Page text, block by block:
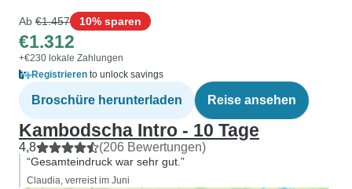
Ab €1.457 10% sparen
€1.312
+€230 lokale Zahlungen
Registrieren to unlock savings
Broschüre herunterladen Reise ansehen
Kambodscha Intro - 10 Tage
4,8 (206 Bewertungen)
“Gesamteindruck war sehr gut.”
Claudia, verreist im Juni